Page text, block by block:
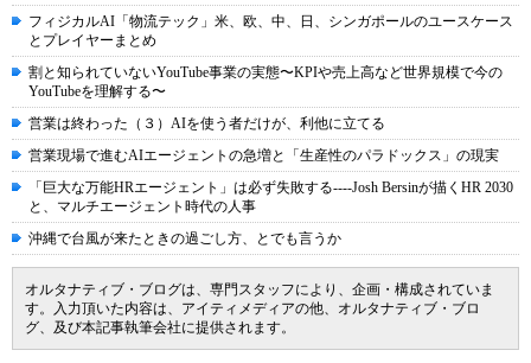
フィジカルAI「物流テック」米、欧、中、日、シンガポールのユースケース
とプレイヤーまとめ
割と知られていないYouTube事業の実態〜KPIや売上高など世界規模で今の
YouTubeを理解する〜
営業は終わった（３）AIを使う者だけが、利他に立てる
営業現場で進むAIエージェントの急増と「生産性のパラドックス」の現実
「巨大な万能HRエージェント」は必ず失敗する----Josh Bersinが描くHR 2030
と、マルチエージェント時代の人事
沖縄で台風が来たときの過ごし方、とでも言うか
オルタナティブ・ブログは、専門スタッフにより、企画・構成されていま
す。入力頂いた内容は、アイティメディアの他、オルタナティブ・ブロ
グ、及び本記事執筆会社に提供されます。